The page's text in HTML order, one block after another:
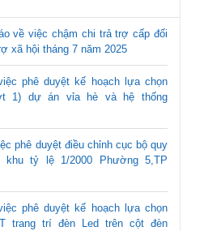
về việc chậm chi trả trợ cấp đối
xã hội tháng 7 năm 2025
phê duyệt kế hoạch lựa chọn
1) dự án vỉa hè và hệ thống
phê duyệt điều chỉnh cục bộ quy
khu tỷ lệ 1/2000 Phường 5,TP
phê duyệt kế hoạch lựa chọn
trang trí đèn Led trên cột đèn